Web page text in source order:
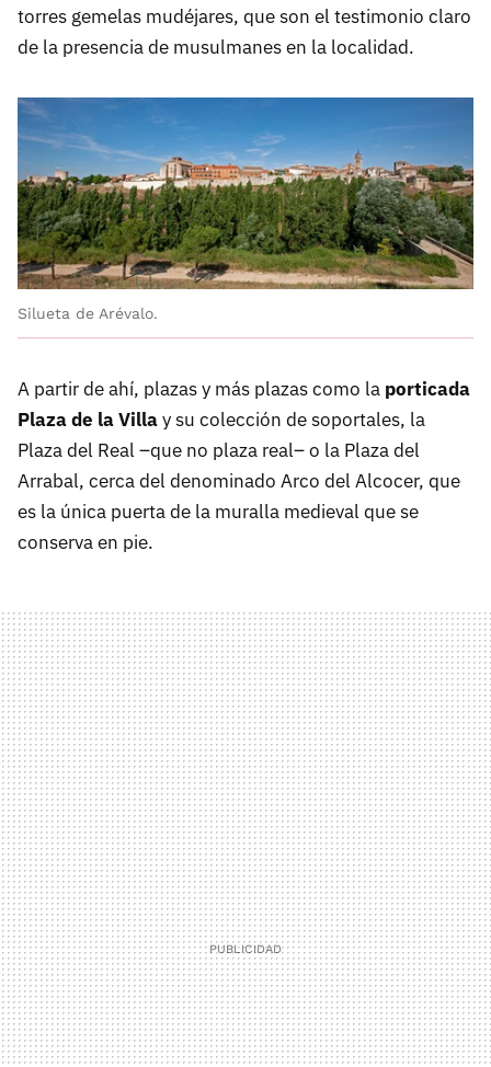
torres gemelas mudéjares, que son el testimonio claro
de la presencia de musulmanes en la localidad.
Silueta de Arévalo.
A partir de ahí, plazas y más plazas como la porticada
Plaza de la Villay su colección de soportales, la
Plaza del Real –que no plaza real– o la Plaza del
Arrabal, cerca del denominado Arco del Alcocer, que
es la única puerta de la muralla medieval que se
conserva en pie.